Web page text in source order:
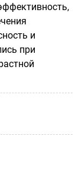
и
при